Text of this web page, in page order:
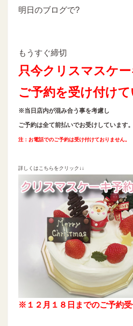
明日のブログで?
もうすぐ締切
只今クリスマスケ
ご予約を受け付け
※当日店内が混み合う事を考慮し
ご予約は全て前払いでお受けしています。
注：お電話でのご予約は受け付けておりません。
詳しくはこちらをクリック ↓↓
※１２月１８日までのご予約